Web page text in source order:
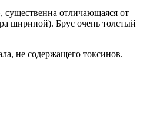
, существенна отличающаяся от
шириной). Брус очень толстый
не содержащего токсинов.